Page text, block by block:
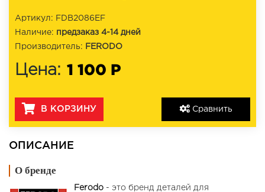
Сравнить
Артикул: FDB2086EF
Наличие: предзаказ 4-14 дней
Производитель:
FERODO
Цена: 1 100 Р
В КОРЗИНУ
ОПИСАНИЕ
О бренде
Ferodo - это бренд деталей для